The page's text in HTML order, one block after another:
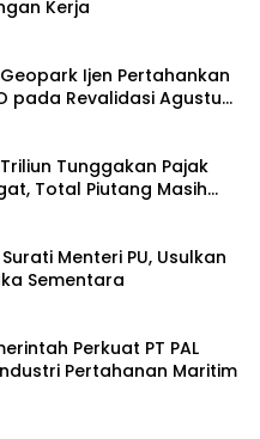
Kerja
Ijen Pertahankan
pada Revalidasi Agustus
Tunggakan Pajak
Total Piutang Masih
Menteri PU, Usulkan
Sementara
Perkuat PT PAL
Pertahanan Maritim